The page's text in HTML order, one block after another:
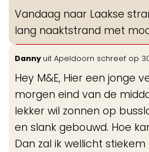
Vandaag naar Laakse
lang naaktstrand met
Danny uit Apeldoorn schreef op
Hey M&E, Hier een jonge
morgen eind van de
lekker wil zonnen op
en slank gebouwd. Hoe
Dan zal ik wellicht